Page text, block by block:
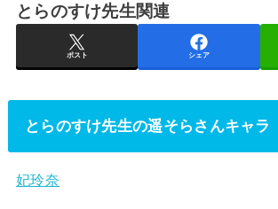
とらのすけ先生関連
ポスト シェア
とらのすけ先生の遥そらさんキャラ
妃玲奈